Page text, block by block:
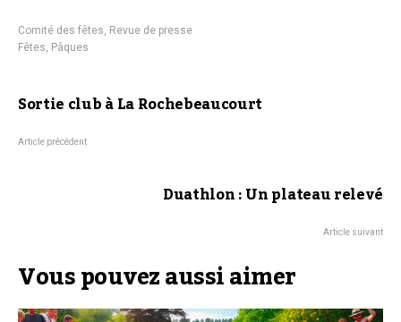
Comité des fêtes, Revue de presse
Fêtes, Pâques
Sortie club à La Rochebeaucourt
Article précédent
Duathlon : Un plateau relevé
Article suivant
Vous pouvez aussi aimer